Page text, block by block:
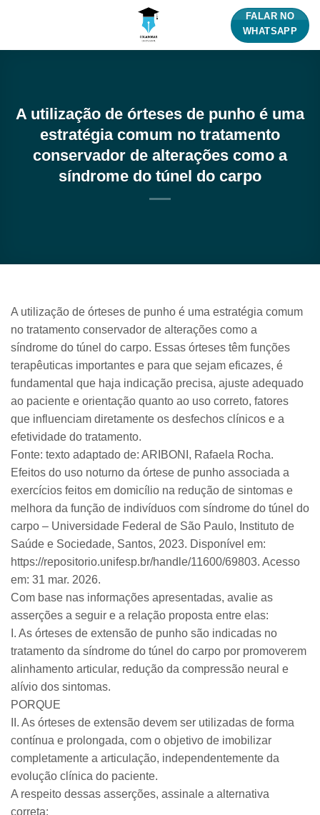
FALAR NO
WHATSAPP
A utilização de órteses de punho é uma
estratégia comum no tratamento
conservador de alterações como a
síndrome do túnel do carpo
A utilização de órteses de punho é uma estratégia comum
no tratamento conservador de alterações como a
síndrome do túnel do carpo. Essas órteses têm funções
terapêuticas importantes e para que sejam eficazes, é
fundamental que haja indicação precisa, ajuste adequado
ao paciente e orientação quanto ao uso correto, fatores
que influenciam diretamente os desfechos clínicos e a
efetividade do tratamento.
Fonte: texto adaptado de: ARIBONI, Rafaela Rocha.
Efeitos do uso noturno da órtese de punho associada a
exercícios feitos em domicílio na redução de sintomas e
melhora da função de indivíduos com síndrome do túnel do
carpo – Universidade Federal de São Paulo, Instituto de
Saúde e Sociedade, Santos, 2023. Disponível em:
https://repositorio.unifesp.br/handle/11600/69803. Acesso
em: 31 mar. 2026.
Com base nas informações apresentadas, avalie as
asserções a seguir e a relação proposta entre elas:
I. As órteses de extensão de punho são indicadas no
tratamento da síndrome do túnel do carpo por promoverem
alinhamento articular, redução da compressão neural e
alívio dos sintomas.
PORQUE
II. As órteses de extensão devem ser utilizadas de forma
contínua e prolongada, com o objetivo de imobilizar
completamente a articulação, independentemente da
evolução clínica do paciente.
A respeito dessas asserções, assinale a alternativa
correta: